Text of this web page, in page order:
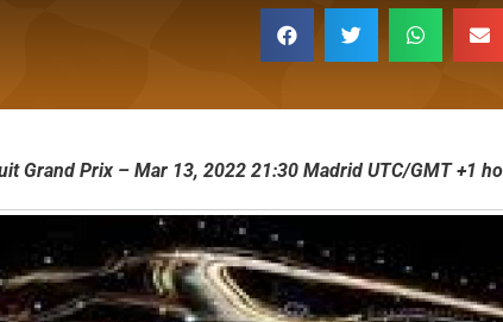
Grand Prix – Mar 13, 2022 21:30 Madrid UTC/GMT +1